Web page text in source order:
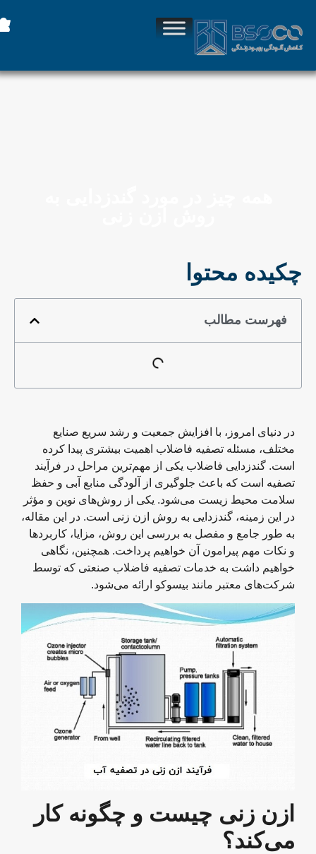
چکیده محتوا
فهرست مطالب
در دنیای امروز، با افزایش جمعیت و رشد سریع صنایع
مختلف، مسئله تصفیه فاضلاب اهمیت بیشتری پیدا کرده
است. گندزدایی فاضلاب یکی از مهم‌ترین مراحل در فرآیند
تصفیه است که باعث جلوگیری از آلودگی منابع آبی و حفظ
سلامت محیط زیست می‌شود. یکی از روش‌های نوین و مؤثر
در این زمینه، گندزدایی به روش ازن زنی است. در این مقاله،
به طور جامع و مفصل به بررسی این روش، مزایا، کاربردها
و نکات مهم پیرامون آن خواهیم پرداخت. همچنین، نگاهی
خواهیم داشت به خدمات تصفیه فاضلاب صنعتی که توسط
شرکت‌های معتبر مانند بیسوکو ارائه می‌شود.
ازن زنی چیست و چگونه کار
می‌کند؟